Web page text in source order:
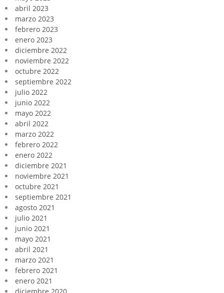
abril 2023
marzo 2023
febrero 2023
enero 2023
diciembre 2022
noviembre 2022
octubre 2022
septiembre 2022
julio 2022
junio 2022
mayo 2022
abril 2022
marzo 2022
febrero 2022
enero 2022
diciembre 2021
noviembre 2021
octubre 2021
septiembre 2021
agosto 2021
julio 2021
junio 2021
mayo 2021
abril 2021
marzo 2021
febrero 2021
enero 2021